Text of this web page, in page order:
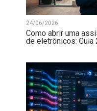
24/06/2026
Como abrir uma
de eletrônicos: Guia